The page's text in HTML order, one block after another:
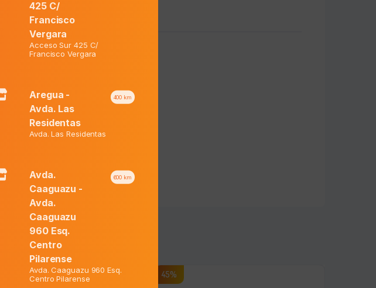
₲ 25.200.
45%
425 C/
Francisco
Vergara
Acceso Sur 425 C/
Francisco Vergara
Aregua -
Avda. Las
Residentas
400 km
Avda. Las Residentas
Avda.
Caaguazu -
Avda.
Caaguazu
960 Esq.
Centro
Pilarense
600 km
Avda. Caaguazu 960 Esq.
Centro Pilarense